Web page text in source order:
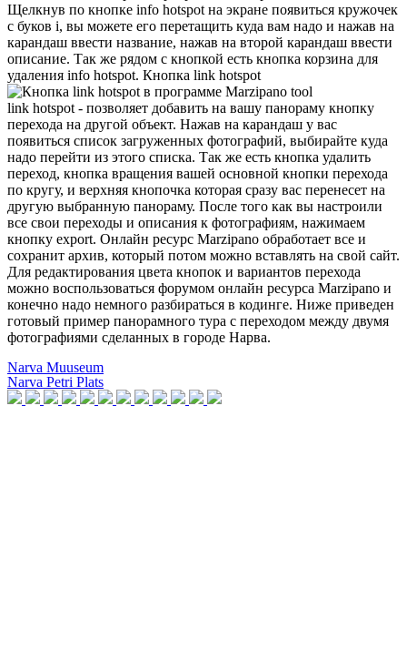
Щелкнув по кнопке info hotspot на экране появиться кружочек
с буков i, вы можете его перетащить куда вам надо и нажав на
карандаш ввести название, нажав на второй карандаш ввести
описание. Так же рядом с кнопкой есть кнопка корзина для
удаления info hotspot. Кнопка link hotspot
link hotspot - позволяет добавить на вашу панораму кнопку
перехода на другой объект. Нажав на карандаш у вас
появиться список загруженных фотографий, выбирайте куда
надо перейти из этого списка. Так же есть кнопка удалить
переход, кнопка вращения вашей основной кнопки перехода
по кругу, и верхняя кнопочка которая сразу вас перенесет на
другую выбранную панораму. После того как вы настроили
все свои переходы и описания к фотографиям, нажимаем
кнопку export. Онлайн ресурс Marzipano обработает все и
сохранит архив, который потом можно вставлять на свой сайт.
Для редактирования цвета кнопок и вариантов перехода
можно воспользоваться форумом онлайн ресурса Marzipano и
конечно надо немного разбираться в кодинге. Ниже приведен
готовый пример панорамного тура с переходом между двумя
фотографиями сделанных в городе Нарва.